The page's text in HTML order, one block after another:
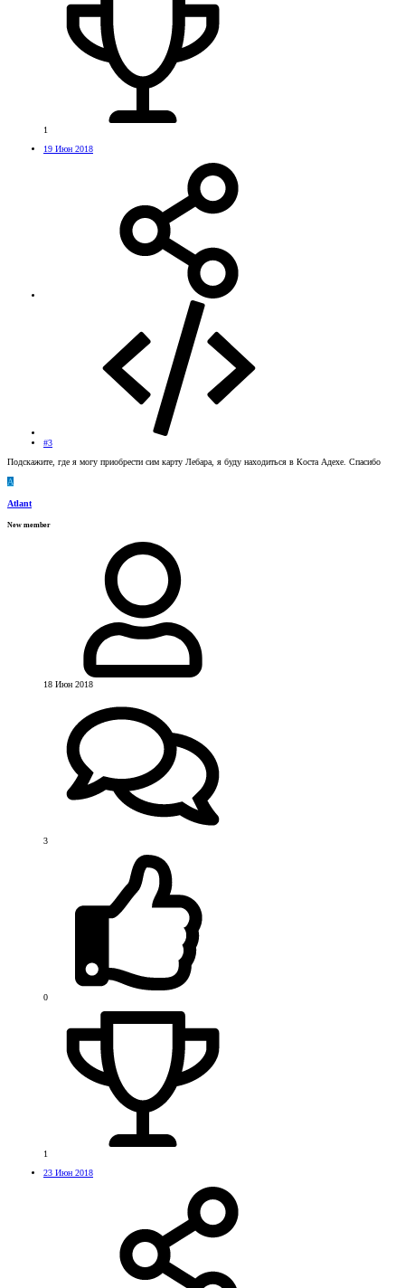
1
19 Июн 2018
#3
Подскажите, где я могу приобрести сим карту Лебара, я буду находиться в Коста Адехе. Спасибо
A
Atlant
New member
18 Июн 2018
3
0
1
23 Июн 2018